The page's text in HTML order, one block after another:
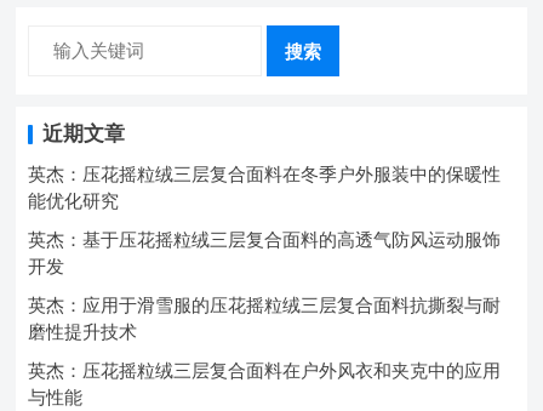
搜索
近期文章
英杰：压花摇粒绒三层复合面料在冬季户外服装中的保暖性
能优化研究
英杰：基于压花摇粒绒三层复合面料的高透气防风运动服饰
开发
英杰：应用于滑雪服的压花摇粒绒三层复合面料抗撕裂与耐
磨性提升技术
英杰：压花摇粒绒三层复合面料在户外风衣和夹克中的应用
与性能